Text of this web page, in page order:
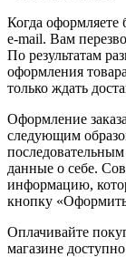
Когда
e-mail. Вам
По результатам
оформления
только ждать
Оформление
следующим
данные о себе.
информацию,
кнопку «Оформить
Оплачивайте
магазине